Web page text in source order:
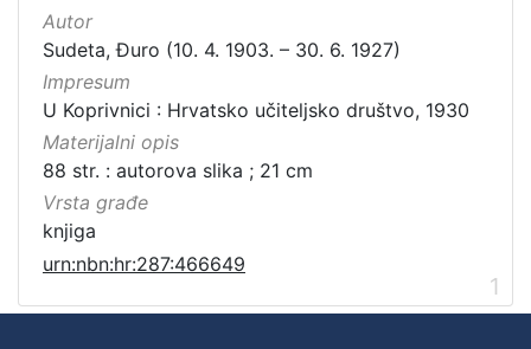
Autor
Sudeta, Đuro (10. 4. 1903. – 30. 6. 1927)
Impresum
U Koprivnici : Hrvatsko učiteljsko društvo, 1930
Materijalni opis
88 str. : autorova slika ; 21 cm
Vrsta građe
knjiga
urn:nbn:hr:287:466649
1